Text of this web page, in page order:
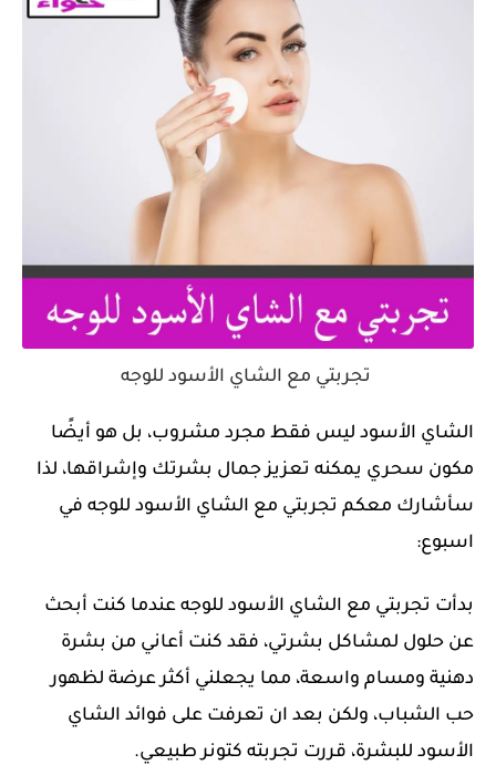
تجربتي مع الشاي الأسود للوجه
الشاي الأسود ليس فقط مجرد مشروب، بل هو أيضًا
مكون سحري يمكنه تعزيز جمال بشرتك وإشراقها، لذا
سأشارك معكم تجربتي مع الشاي الأسود للوجه في
اسبوع:
بدأت تجربتي مع الشاي الأسود للوجه عندما كنت أبحث
عن حلول لمشاكل بشرتي، فقد كنت أعاني من بشرة
دهنية ومسام واسعة، مما يجعلني أكثر عرضة لظهور
حب الشباب، ولكن بعد ان تعرفت على فوائد الشاي
الأسود للبشرة، قررت تجربته كتونر طبيعي.